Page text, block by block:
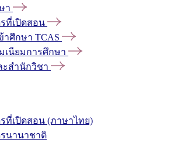
า
ที่เปิดสอน
าศึกษา TCAS
เนียมการศึกษา
สำนักวิชา
ที่เปิดสอน (ภาษาไทย)
นานาชาติ